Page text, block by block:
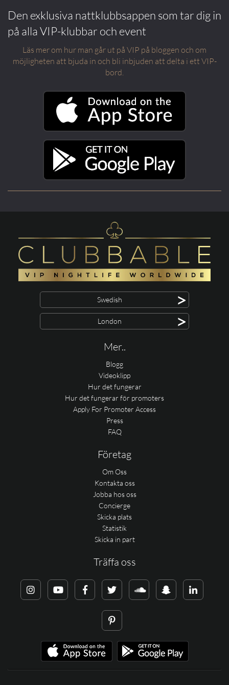
Den exklusiva nattklubbsappen som tar dig in
på alla VIP-klubbar och event
Läs mer om hur man går ut på VIP på bloggen och om
möjligheten att bjuda in och bli inbjuden att delta i ett VIP-
bord.
Swedish >
London >
Mer..
Blogg
Videoklipp
Hur det fungerar
Hur det fungerar för promoters
Apply For Promoter Access
Press
FAQ
Företag
Om Oss
Kontakta oss
Jobba hos oss
Concierge
Skicka plats
Statistik
Skicka in part
Träffa oss